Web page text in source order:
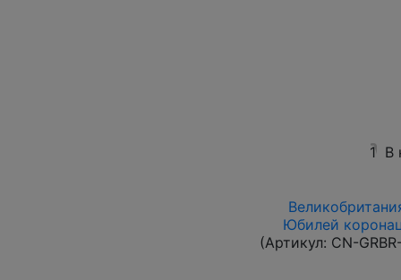
1 В
Юбилей
(Артикул: CN-